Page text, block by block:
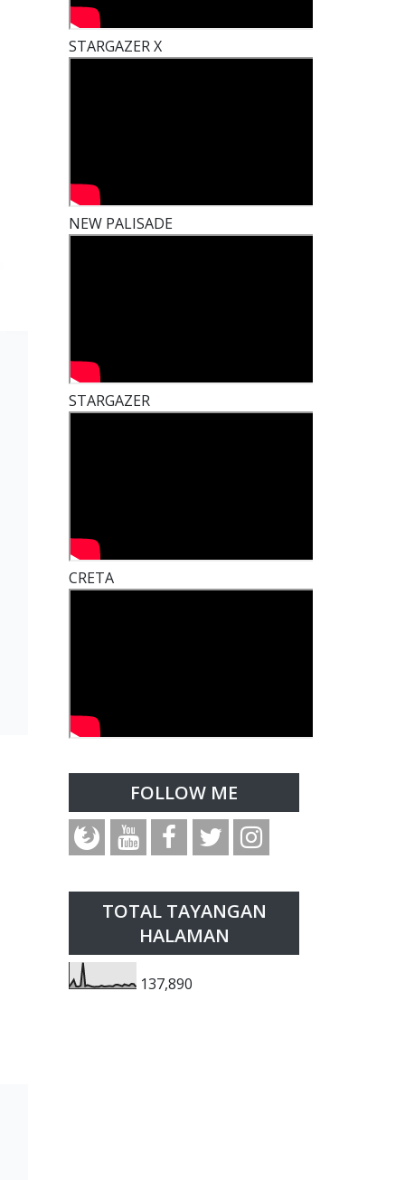
STARGAZER X
NEW PALISADE
STARGAZER
CRETA
FOLLOW ME
TOTAL TAYANGAN
HALAMAN
137,890